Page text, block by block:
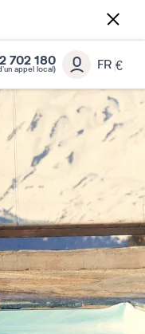
702 180
appel local) FR €